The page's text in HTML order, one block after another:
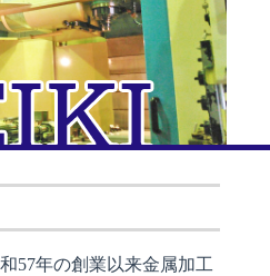
57年の創業以来金属加工